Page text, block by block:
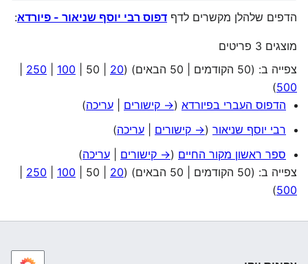
הדפים שלהלן מקשרים לדף דפוס רבי יוסף שניאור - פיורדא:
מוצגים 3 פריטים
צפייה ב: (50 הקודמים 50 הבאים ) (
20
50
100
250
500
)
הדפוס העברי בפיורדא (→ קישורים עריכה)
רבי יוסף שניאור (→ קישורים עריכה)
ספר ראשון מקור החיים (→ קישורים עריכה)
צפייה ב: (50 הקודמים 50 הבאים ) (
20
50
100
250
500
)